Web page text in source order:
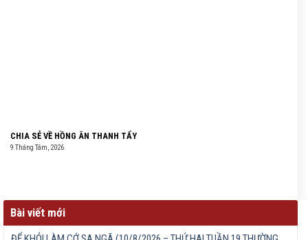
CHIA SẺ VỀ HỒNG ÂN THANH TẨY
9 Tháng Tám, 2026
Bài viết mới